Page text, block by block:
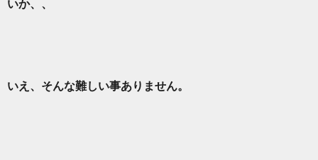
いか、、
いえ、そんな難しい事ありません。